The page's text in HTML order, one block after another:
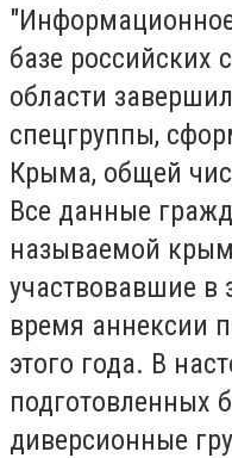
базе российских
области
спецгруппы,
Крыма, общей
Все данные
называемой
участвовавшие в
время аннексии
этого года. В
подготовленных
диверсионные